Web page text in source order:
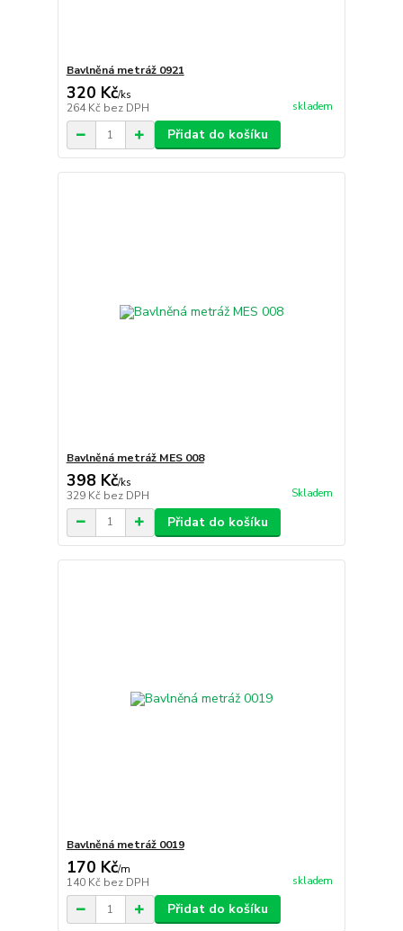
Bavlněná metráž 0921
320 Kč/ks
264 Kč bez DPH skladem
Přidat do košíku
Bavlněná metráž MES 008
398 Kč/ks
329 Kč bez DPH Skladem
Přidat do košíku
Bavlněná metráž 0019
170 Kč/m
140 Kč bez DPH skladem
Přidat do košíku